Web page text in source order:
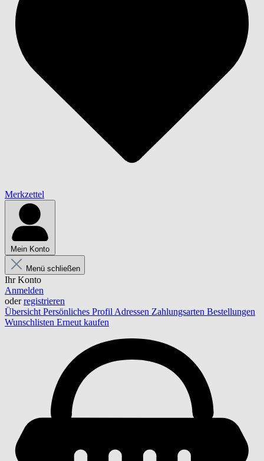
Merkzettel
Mein Konto
Menü schließen
Ihr Konto
Anmelden
oderregistrieren
Übersicht Persönliches Profil Adressen Zahlungsarten Bestellungen
Wunschlisten Erneut kaufen